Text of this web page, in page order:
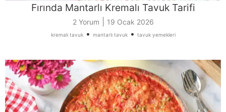
Fırında Mantarlı Kremalı Tavuk Tarifi
2 Yorum 19 Ocak 2026
kremalı tavuk• mantarlı tavuk• tavuk yemekleri